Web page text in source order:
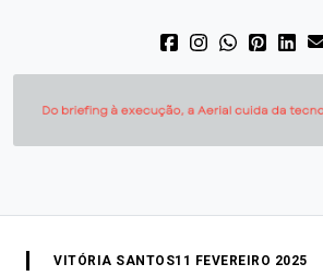
VITÓRIA SANTOS11 FEVEREIRO 2025